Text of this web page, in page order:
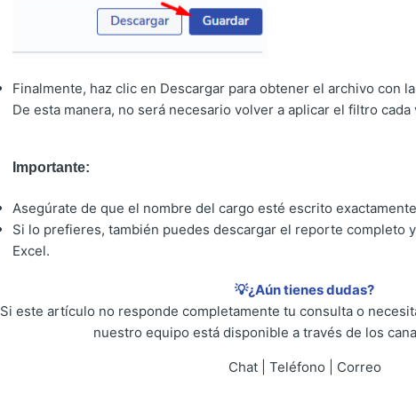
Finalmente, haz clic en Descargar para obtener el archivo con
De esta manera, no será necesario volver a aplicar el filtro
Importante:
Asegúrate de que el nombre del cargo esté escrito
Si lo prefieres, también puedes descargar el reporte completo
Excel.
💡¿Aún tienes dudas?
Si este artículo no responde completamente tu consulta o
nuestro equipo está disponible a través de los
Chat | Teléfono | Correo